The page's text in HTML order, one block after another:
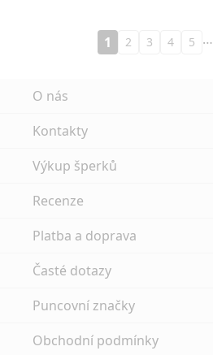
1 2 3 4 5 …
O nás
Kontakty
Výkup šperků
Recenze
Platba a doprava
Časté dotazy
Puncovní značky
Obchodní podmínky